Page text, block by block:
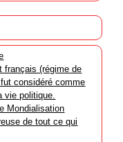
français (régime de
considéré comme
vie politique.
Mondialisation
de tout ce qui